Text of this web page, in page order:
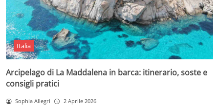
Italia
Arcipelago di La Maddalena in barca: itinerario, soste e
consigli pratici
Sophia Allegri 2 Aprile 2026